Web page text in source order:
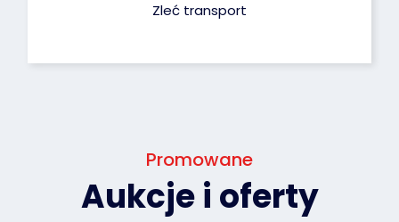
Zleć transport
Promowane
Aukcje i oferty